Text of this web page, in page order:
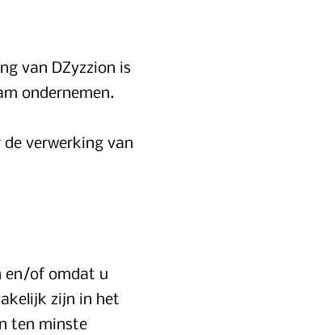
van DZyzzion is
ondernemen.
de verwerking van
en/of omdat u
zijn in het
ten minste